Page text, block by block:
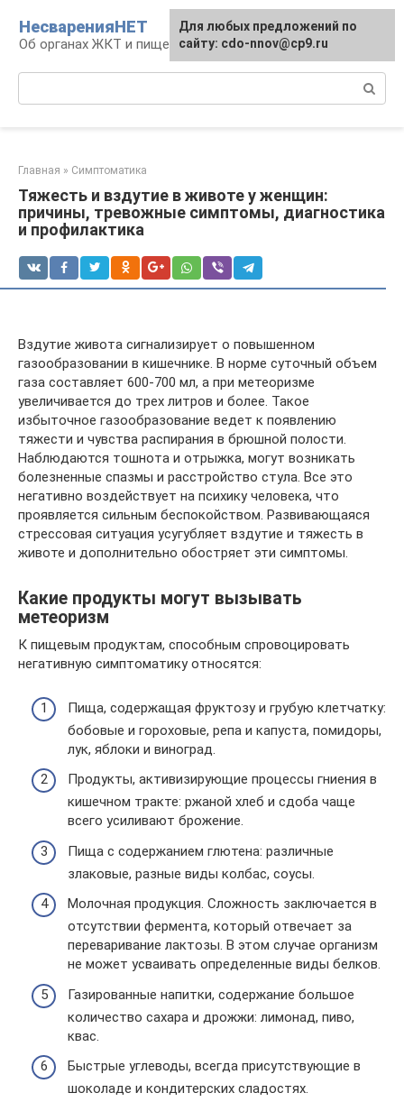
контенту
НесваренияНЕТ
Об органах ЖКТ и пищеварении
Главная » Симптоматика
Тяжесть и вздутие в животе у женщин:
причины, тревожные симптомы, диагностика
и профилактика
Вздутие живота сигнализирует о повышенном
газообразовании в кишечнике. В норме суточный объем
газа составляет 600-700 мл, а при метеоризме
увеличивается до трех литров и более. Такое
избыточное газообразование ведет к появлению
тяжести и чувства распирания в брюшной полости.
Наблюдаются тошнота и отрыжка, могут возникать
болезненные спазмы и расстройство стула. Все это
негативно воздействует на психику человека, что
проявляется сильным беспокойством. Развивающаяся
стрессовая ситуация усугубляет вздутие и тяжесть в
животе и дополнительно обостряет эти симптомы.
Какие продукты могут вызывать
метеоризм
К пищевым продуктам, способным спровоцировать
негативную симптоматику относятся:
Пища, содержащая фруктозу и грубую клетчатку:
бобовые и гороховые, репа и капуста, помидоры,
лук, яблоки и виноград.
Продукты, активизирующие процессы гниения в
кишечном тракте: ржаной хлеб и сдоба чаще
всего усиливают брожение.
Пища с содержанием глютена: различные
злаковые, разные виды колбас, соусы.
Молочная продукция. Сложность заключается в
отсутствии фермента, который отвечает за
переваривание лактозы. В этом случае организм
не может усваивать определенные виды белков.
Газированные напитки, содержание большое
количество сахара и дрожжи: лимонад, пиво,
квас.
Быстрые углеводы, всегда присутствующие в
шоколаде и кондитерских сладостях.
Для любых предложений по
сайту: cdo-nnov@cp9.ru